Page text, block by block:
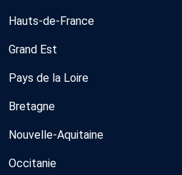
Hauts-de-France
Grand Est
Pays de la Loire
Bretagne
Nouvelle-Aquitaine
Occitanie